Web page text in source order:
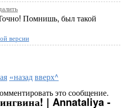
Помнишь, был такой
версии
«назадвверх^
это сообщение.
| Annataliya -